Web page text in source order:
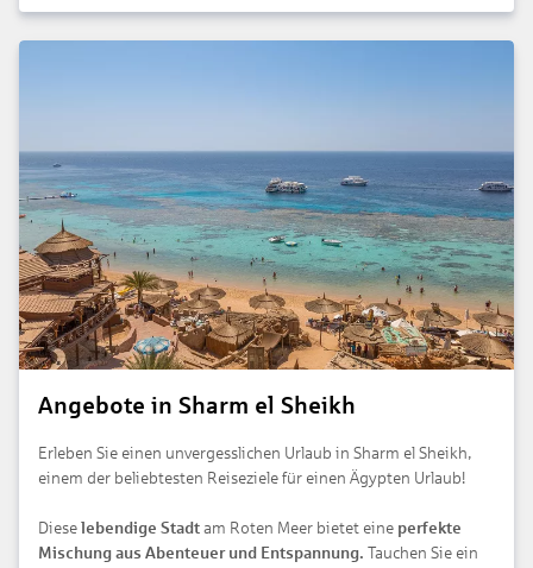
Angebote in Sharm el Sheikh
Erleben Sie einen unvergesslichen Urlaub in Sharm el Sheikh,
einem der beliebtesten Reiseziele für einen Ägypten Urlaub!
Diese lebendige Stadt am Roten Meer bietet eine perfekte
Mischung aus Abenteuer und Entspannung. Tauchen Sie ein